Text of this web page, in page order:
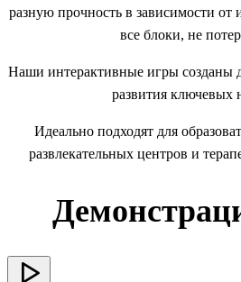
разную прочность в зависимости
все блоки, не
Наши интерактивные игры созданы
развития ключевых
Идеально подходят для
развлекательных центров и